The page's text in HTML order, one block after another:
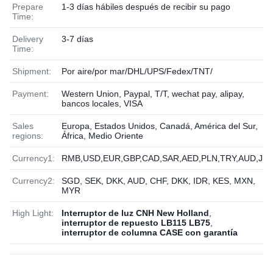
Prepare
Time:
1-3 días hábiles después de recibir su pago
Delivery
Time:
3-7 días
Shipment: Por aire/por mar/DHL/UPS/Fedex/TNT/
Payment:
Western Union, Paypal, T/T, wechat pay, alipay,
bancos locales, VISA
Sales
regions:
Europa, Estados Unidos, Canadá, América del Sur,
África, Medio Oriente
Currency1: RMB,USD,EUR,GBP,CAD,SAR,AED,PLN,TRY,AUD,JPY
Currency2:
SGD, SEK, DKK, AUD, CHF, DKK, IDR, KES, MXN,
MYR
High Light: Interruptor de luz CNH New Holland
interruptor de repuesto LB115 LB75
interruptor de columna CASE con garantía